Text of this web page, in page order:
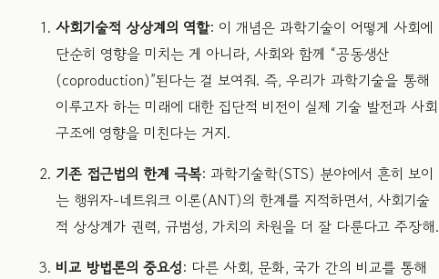
사회기술적 상상계의 역할: 이 개념은 과학기술이 어떻게 사회에
단순히 영향을 미치는 게 아니라, 사회와 함께 “공동생산
(coproduction)”된다는 걸 보여줘. 즉, 우리가 과학기술을 통해
이루고자 하는 미래에 대한 집단적 비전이 실제 기술 발전과 사회
구조에 영향을 미친다는 거지.
기존 접근법의 한계 극복: 과학기술학(STS) 분야에서 흔히 보이
는 행위자-네트워크 이론(ANT)의 한계를 지적하면서, 사회기술
적 상상계가 권력, 규범성, 가치의 차원을 더 잘 다룬다고 주장해.
비교 방법론의 중요성: 다른 사회, 문화, 국가 간의 비교를 통해